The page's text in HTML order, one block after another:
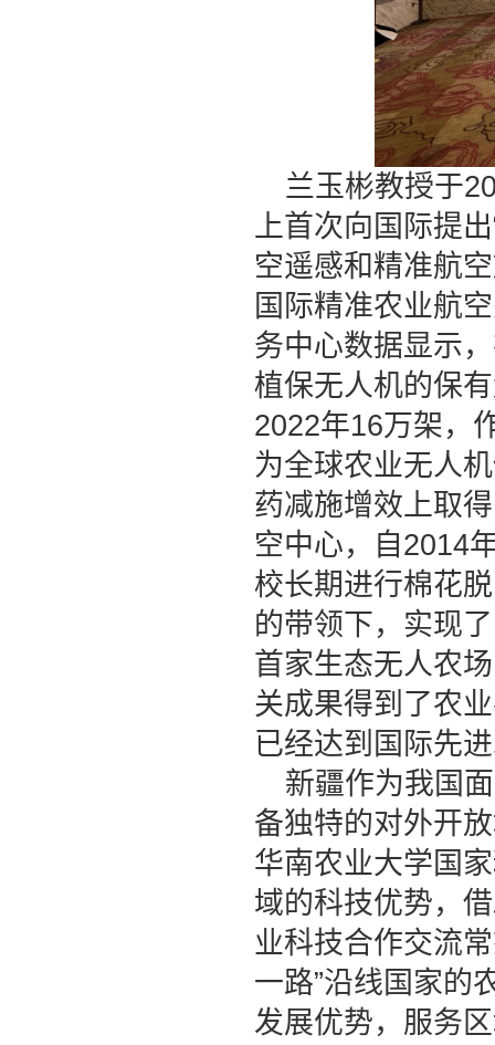
兰玉彬教授于
上首次向国际提
空遥感和精准航
国际精准农业航
务中心数据显示
植保无人机的保
2022年16万架，
为全球农业无人
药减施增效上取
空中心，自 2014
校长期进行棉花
的带领下，实现
首家生态无人农
关成果得到了农
已经达到国际先
新疆作为我国
备独特的对外开
华南农业大学国
域的科技优势，
业科技合作交流
一路”沿线国家的
发展优势，服务